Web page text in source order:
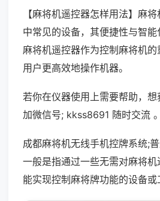
【麻将机遥控器怎样用法】麻
中常见的设备，其便捷性与智
麻将机遥控器作为控制麻将机
用户更高效地操作机器。
若你在仪器使用上需要帮助，
加微信号; kkss8691 随时交流 。
成都麻将机无线手机控牌系统;
一般是指通过一些无需对麻将
能实现控制麻将牌功能的设备或